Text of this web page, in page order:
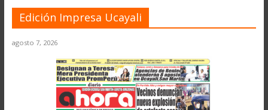
Edición Impresa Ucayali
agosto 7, 2026